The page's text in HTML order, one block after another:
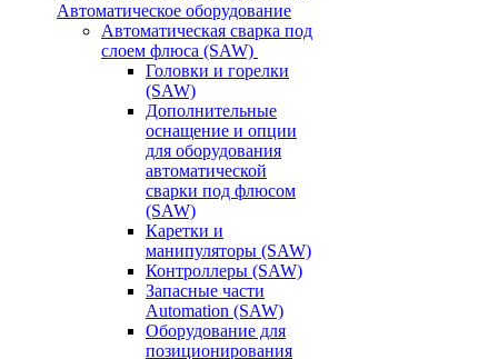
Автоматическое оборудование
Автоматическая сварка под
слоем флюса (SAW)
Головки и горелки
(SAW)
Дополнительные
оснащение и опции
для оборудования
автоматической
сварки под флюсом
(SAW)
Каретки и
манипуляторы (SAW)
Контроллеры (SAW)
Запасные части
Automation (SAW)
Оборудование для
позиционирования